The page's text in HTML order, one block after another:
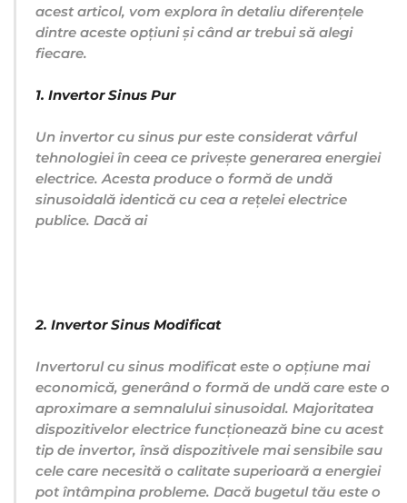
acest articol, vom explora în detaliu diferențele
dintre aceste opțiuni și când ar trebui să alegi
fiecare.
1. Invertor Sinus Pur
Un invertor cu sinus pur este considerat vârful
tehnologiei în ceea ce privește generarea energiei
electrice. Acesta produce o formă de undă
sinusoidală identică cu cea a rețelei electrice
publice. Dacă ai
2. Invertor Sinus Modificat
Invertorul cu sinus modificat este o opțiune mai
economică, generând o formă de undă care este o
aproximare a semnalului sinusoidal. Majoritatea
dispozitivelor electrice funcționează bine cu acest
tip de invertor, însă dispozitivele mai sensibile sau
cele care necesită o calitate superioară a energiei
pot întâmpina probleme. Dacă bugetul tău este o